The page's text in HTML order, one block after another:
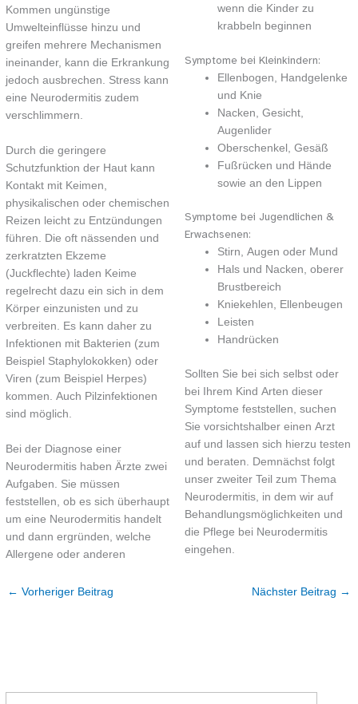
Kommen ungünstige
Umwelteinflüsse hinzu und
greifen mehrere Mechanismen
ineinander, kann die Erkrankung
jedoch ausbrechen. Stress kann
eine Neurodermitis zudem
verschlimmern.
Durch die geringere
Schutzfunktion der Haut kann
Kontakt mit Keimen,
physikalischen oder chemischen
Reizen leicht zu Entzündungen
führen. Die oft nässenden und
zerkratzten Ekzeme
(Juckflechte) laden Keime
regelrecht dazu ein sich in dem
Körper einzunisten und zu
verbreiten. Es kann daher zu
Infektionen mit Bakterien (zum
Beispiel Staphylokokken) oder
Viren (zum Beispiel Herpes)
kommen. Auch Pilzinfektionen
sind möglich.
Bei der Diagnose einer
Neurodermitis haben Ärzte zwei
Aufgaben. Sie müssen
feststellen, ob es sich überhaupt
um eine Neurodermitis handelt
und dann ergründen, welche
Allergene oder anderen
wenn die Kinder zu
krabbeln beginnen
Symptome bei Kleinkindern:
Ellenbogen, Handgelenke
und Knie
Nacken, Gesicht,
Augenlider
Oberschenkel, Gesäß
Fußrücken und Hände
sowie an den Lippen
Symptome bei Jugendlichen &
Erwachsenen:
Stirn, Augen oder Mund
Hals und Nacken, oberer
Brustbereich
Kniekehlen, Ellenbeugen
Leisten
Handrücken
Sollten Sie bei sich selbst oder
bei Ihrem Kind Arten dieser
Symptome feststellen, suchen
Sie vorsichtshalber einen Arzt
auf und lassen sich hierzu testen
und beraten. Demnächst folgt
unser zweiter Teil zum Thema
Neurodermitis, in dem wir auf
Behandlungsmöglichkeiten und
die Pflege bei Neurodermitis
eingehen.
← Vorheriger Beitrag Nächster Beitrag →